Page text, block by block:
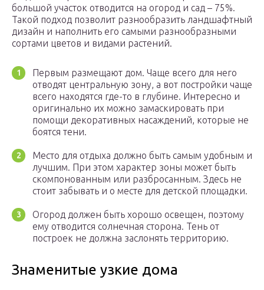
большой участок отводится на огород и сад – 75%.
Такой подход позволит разнообразить ландшафтный
дизайн и наполнить его самыми разнообразными
сортами цветов и видами растений.
Первым размещают дом. Чаще всего для него
отводят центральную зону, а вот постройки чаще
всего находятся где-то в глубине. Интересно и
оригинально их можно замаскировать при
помощи декоративных насаждений, которые не
боятся тени.
Место для отдыха должно быть самым удобным и
лучшим. При этом характер зоны может быть
скомпонованным или разбросанным. Здесь не
стоит забывать и о месте для детской площадки.
Огород должен быть хорошо освещен, поэтому
ему отводится солнечная сторона. Тень от
построек не должна заслонять территорию.
Знаменитые узкие дома